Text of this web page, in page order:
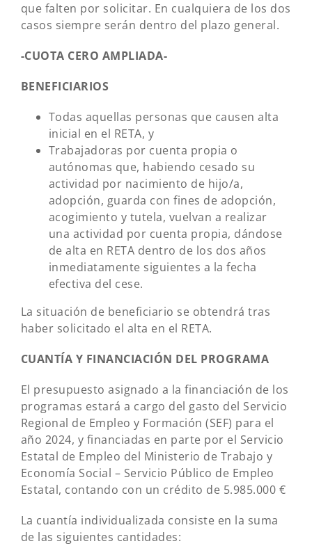
que falten por solicitar. En cualquiera de los dos
casos siempre serán dentro del plazo general.
-CUOTA CERO AMPLIADA-
BENEFICIARIOS
Todas aquellas personas que causen alta
inicial en el RETA, y
Trabajadoras por cuenta propia o
autónomas que, habiendo cesado su
actividad por nacimiento de hijo/a,
adopción, guarda con fines de adopción,
acogimiento y tutela, vuelvan a realizar
una actividad por cuenta propia, dándose
de alta en RETA dentro de los dos años
inmediatamente siguientes a la fecha
efectiva del cese.
La situación de beneficiario se obtendrá tras
haber solicitado el alta en el RETA.
CUANTÍA Y FINANCIACIÓN DEL PROGRAMA
El presupuesto asignado a la financiación de los
programas estará a cargo del gasto del Servicio
Regional de Empleo y Formación (SEF) para el
año 2024, y financiadas en parte por el Servicio
Estatal de Empleo del Ministerio de Trabajo y
Economía Social – Servicio Público de Empleo
Estatal, contando con un crédito de 5.985.000 €
La cuantía individualizada consiste en la suma
de las siguientes cantidades: